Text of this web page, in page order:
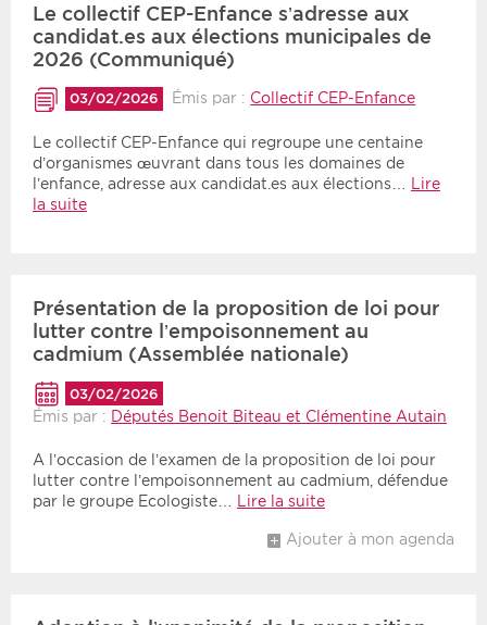
Le collectif CEP-Enfance s’adresse aux
candidat.es aux élections municipales de
2026 (Communiqué)
03/02/2026 Émis par : Collectif CEP-Enfance
Le collectif CEP-Enfance qui regroupe une centaine
d’organismes œuvrant dans tous les domaines de
l’enfance, adresse aux candidat.es aux élections…
Lire
la suite
Présentation de la proposition de loi pour
lutter contre l’empoisonnement au
cadmium (Assemblée nationale)
03/02/2026
Émis par : Députés Benoit Biteau et Clémentine Autain
A l’occasion de l’examen de la proposition de loi pour
lutter contre l’empoisonnement au cadmium, défendue
par le groupe Ecologiste…
Lire la suite
Ajouter à mon agenda